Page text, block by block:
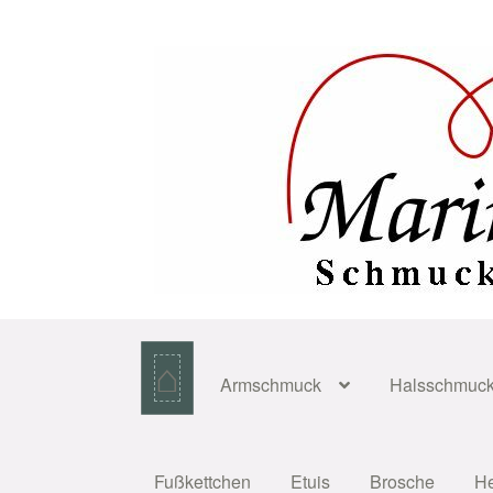
⌂ Armschmuck
Fußkettchen Etuis Brosche